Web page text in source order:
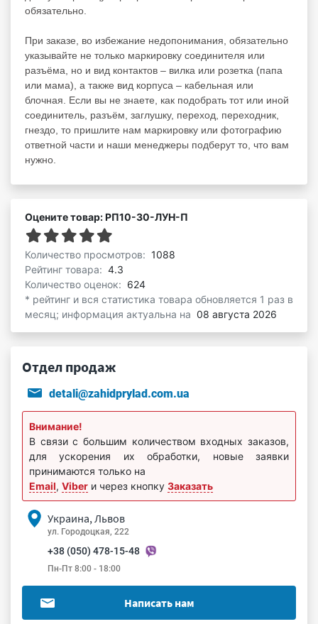
обязательно.
При заказе, во избежание недопонимания, обязательно
указывайте не только маркировку соединителя или
разъёма, но и вид контактов – вилка или розетка (папа
или мама), а также вид корпуса – кабельная или
блочная. Если вы не знаете, как подобрать тот или иной
соединитель, разъём, заглушку, переход, переходник,
гнездо, то пришлите нам маркировку или фотографию
ответной части и наши менеджеры подберут то, что вам
нужно.
Оцените товар: РП10-30-ЛУН-П
Количество просмотров: 1088
Рейтинг товара: 4.3
Количество оценок: 624
* рейтинг и вся статистика товара обновляется 1 раз в
месяц; информация актуальна на 08 августа 2026
Отдел продаж
detali@zahidprylad.com.ua
Внимание!
В связи с большим количеством входных заказов,
для ускорения их обработки, новые заявки
принимаются только на
Email, Viber и через кнопку Заказать
Украина, Львов
ул. Городоцкая, 222
+38 (050) 478-15-48
Пн-Пт 8:00 - 18:00
Написать нам